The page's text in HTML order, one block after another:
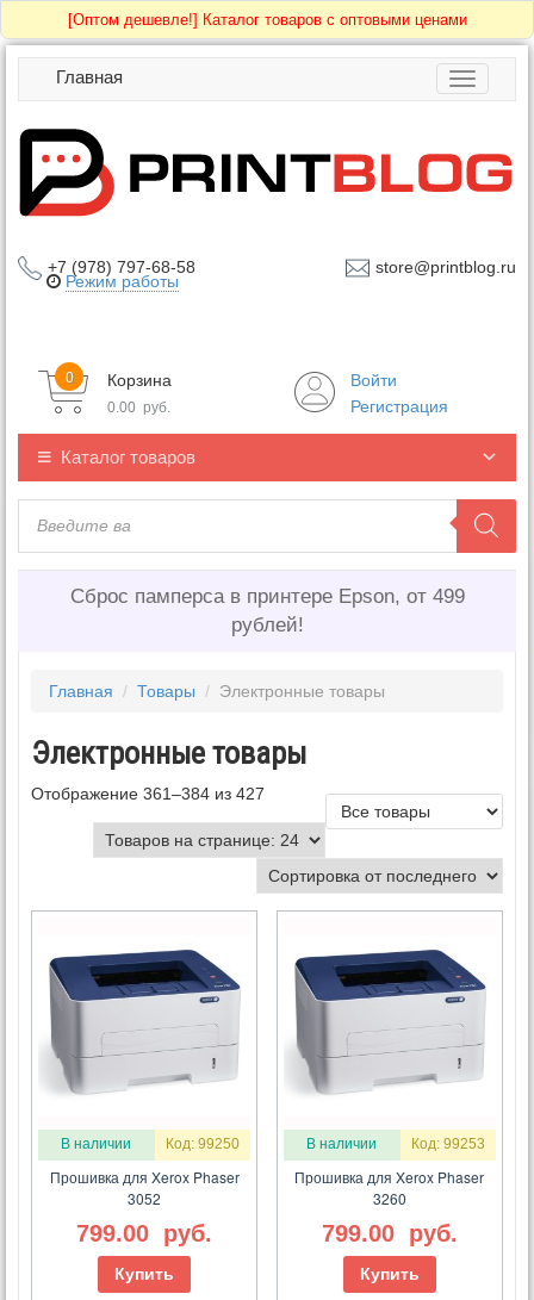
[Оптом дешевле!] Каталог товаров с оптовыми ценами
Toggle
Главная
+7 (978) 797-68-58 store@printblog.ru
Режим работы
Корзина
0
0.00 руб.
Войти
Регистрация
Каталог товаров
Сброс памперса в принтере Epson, от 499
рублей!
Главная / Товары / Электронные товары
Электронные товары
Отображение 361–384 из 427
В наличии Код: 99250
Прошивка для Xerox Phaser
3052
799.00 руб.
Купить
В наличии Код: 99253
Прошивка для Xerox Phaser
3260
799.00 руб.
Купить